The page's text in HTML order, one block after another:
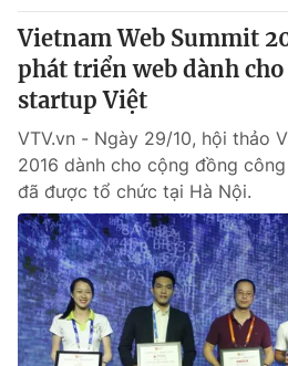
Vietnam Web Summit
phát triển web dành
startup Việt
VTV.vn - Ngày 29/10, hội thảo
2016 dành cho cộng đồng
đã được tổ chức tại Hà Nội.